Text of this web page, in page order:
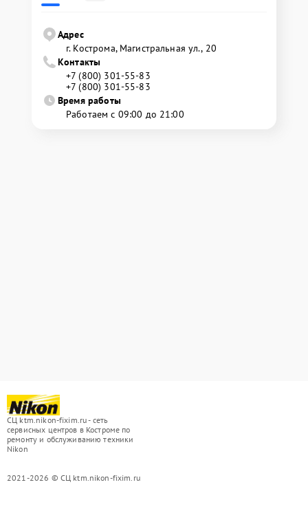
Адрес
г. Кострома, Магистральная ул., 20
Контакты
+7 (800) 301-55-83
+7 (800) 301-55-83
Время работы
Работаем с 09:00 до 21:00
СЦ ktm.nikon-fixim.ru - сеть
сервисных центров в Костроме по
ремонту и обслуживанию техники
Nikon
2021-2026 © СЦ ktm.nikon-fixim.ru